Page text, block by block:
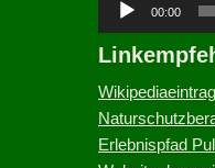
P
l
a
y
e
00:00
Erlebnispfad